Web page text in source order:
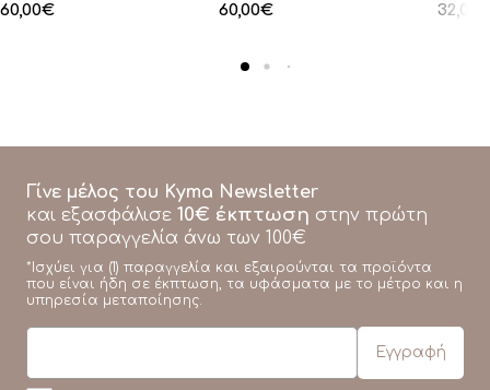
60,00€ 60,00€ 32,00
Γίνε μέλος του Kyma Newsletter
και εξασφάλισε 10€ έκπτωση στην πρώτη
σου παραγγελία άνω των 100€
*Ισχύει για (1) παραγγελία και εξαιρούνται τα προϊόντα
που είναι ήδη σε έκπτωση, τα υφάσματα με το μέτρο και η
υπηρεσία μεταποίησης.